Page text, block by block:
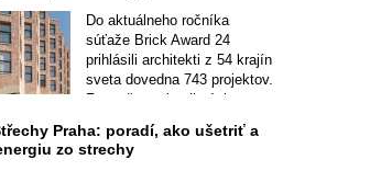
Do aktuálneho ročníka
súťaže Brick Award 24
prihlásili architekti z 54 krajín
sveta dovedna 743 projektov.
Z množstva kvalitných
porota do užšieho výberu 50
nominácií.
Praha: poradí, ako ušetriť a
zo strechy